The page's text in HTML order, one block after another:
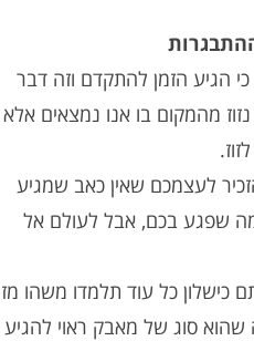
הגיע הזמן להתקדם וזה דבר
מהמקום בו אנו נמצאים אלא
לעצמכם שאין כאב שמגיע
שפגע בכם, אבל לעולם אל
כישלון כל עוד תלמדו משהו
סוג של מאבק ראוי להגיע